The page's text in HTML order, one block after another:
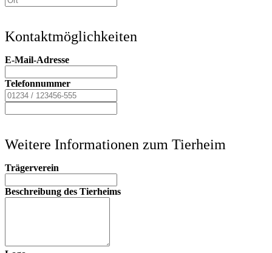
Kontaktmöglichkeiten
E-Mail-Adresse
Telefonnummer
Weitere Informationen zum Tierheim
Trägerverein
Beschreibung des Tierheims